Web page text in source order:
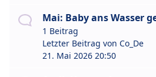
Mai: Baby ans Wasser
1 Beitrag
Letzter Beitrag von Co_De
21. Mai 2026 20:50